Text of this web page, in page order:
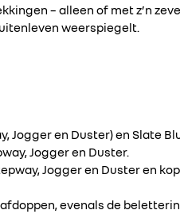
– alleen of met z’n
weerspiegelt.
Jogger en Duster) en Slate
Jogger en Duster.
Jogger en Duster en
evenals de